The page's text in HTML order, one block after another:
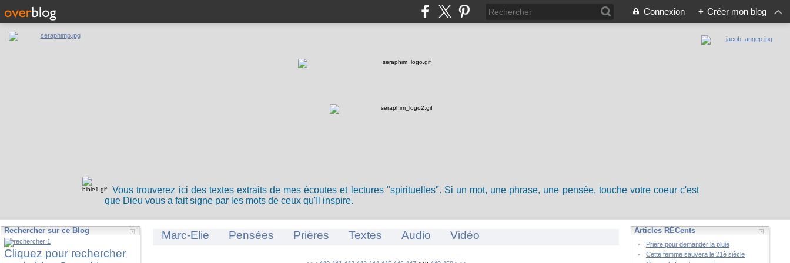
Connexion + Créer mon blog
Vous trouverez ici des textes extraits de mes écoutes et lectures "spirituelles". Si un mot, une phrase, une pensée, touche votre coeur c'est
que Dieu vous a fait signe par les mots de ceux qu'Il inspire.
Rechercher sur ce Blog
Cliquez pour rechercher
Marc-Elie Pensées Prières Textes Audio Vidéo Articles RÉCents
Prière pour demander la pluie
Cette femme sauvera le 21è siècle